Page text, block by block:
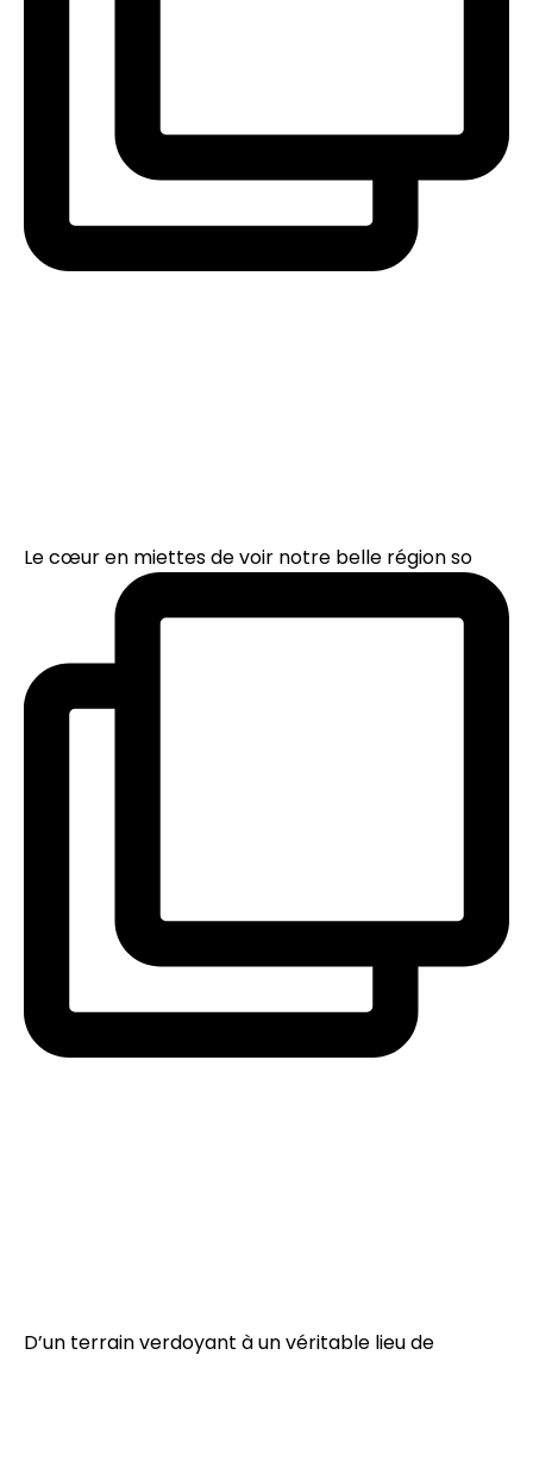
Le cœur en miettes de voir notre belle région so
D’un terrain verdoyant à un véritable lieu de